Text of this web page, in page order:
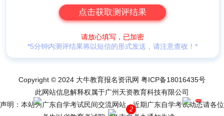
请放心填写，已加密
*5分钟内测评结果将以短信的形式发送，请注意查收！*
Copyright © 2024 大牛教育报名资讯网 粤ICP备18016435号
此网站信息解释权属于广州天资教育科技有限公司
声明：本站为广东自学考试民间交流网站，近期广东自学考试动态请各位
网站导航 2 网上报名
hot